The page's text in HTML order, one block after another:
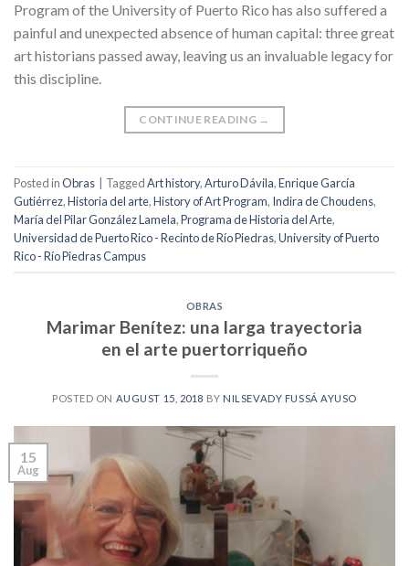
Program of the University of Puerto Rico has also suffered a
painful and unexpected absence of human capital: three great
art historians passed away, leaving us an invaluable legacy for
this discipline.
CONTINUE READING →
Posted inObras TaggedArt history,Arturo Dávila,Enrique García
Gutiérrez,Historia del arte,History of Art Program, Indira de Choudens,
María del Pilar González Lamela,Programa de Historia del Arte,
Universidad de Puerto Rico - Recinto de Río Piedras,University of Puerto
Rico - Río Piedras Campus
OBRAS
Marimar Benítez: una larga trayectoria
en el arte puertorriqueño
POSTED ON AUGUST 15, 2018 BY NILSEVADY FUSSÁ AYUSO
15
Aug